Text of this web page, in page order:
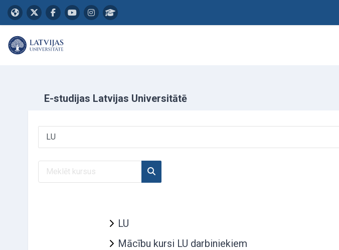
E-studijas Latvijas Universitātē
Kursu kategorijas
Meklēt kursus
LU
Mācību kursi LU darbiniekiem